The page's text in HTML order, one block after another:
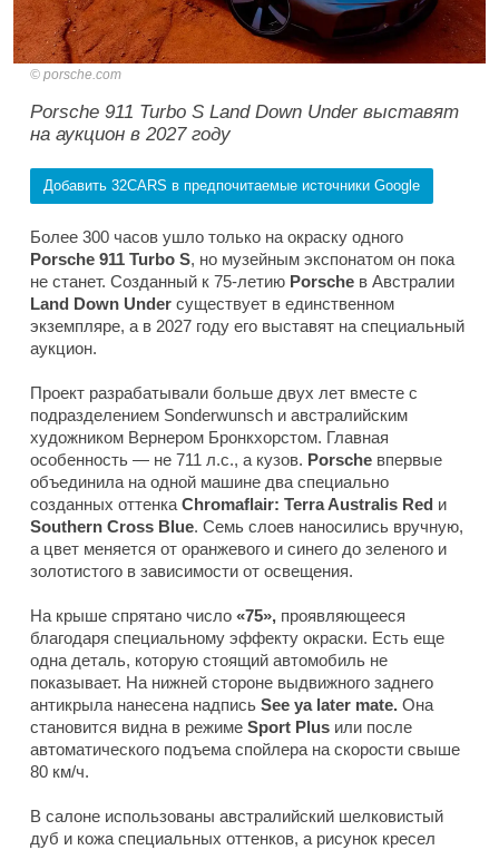
porsche.com
Porsche 911 Turbo S Land Down Under выставят
на аукцион в 2027 году
Добавить 32CARS в предпочитаемые источники Google
Более 300 часов ушло только на окраску одного
Porsche 911 Turbo S, но музейным экспонатом он пока
не станет. Созданный к 75-летию Porsche в Австралии
Land Down Under существует в единственном
экземпляре, а в 2027 году его выставят на специальный
аукцион.
Проект разрабатывали больше двух лет вместе с
подразделением Sonderwunsch и австралийским
художником Вернером Бронкхорстом. Главная
особенность — не 711 л.с., а кузов. Porsche впервые
объединила на одной машине два специально
созданных оттенка Chromaflair: Terra Australis Red и
Southern Cross Blue. Семь слоев наносились вручную,
а цвет меняется от оранжевого и синего до зеленого и
золотистого в зависимости от освещения.
На крыше спрятано число «75», проявляющееся
благодаря специальному эффекту окраски. Есть еще
одна деталь, которую стоящий автомобиль не
показывает. На нижней стороне выдвижного заднего
антикрыла нанесена надпись See ya later mate. Она
становится видна в режиме Sport Plus или после
автоматического подъема спойлера на скорости свыше
80 км/ч.
В салоне использованы австралийский шелковистый
дуб и кожа специальных оттенков, а рисунок кресел